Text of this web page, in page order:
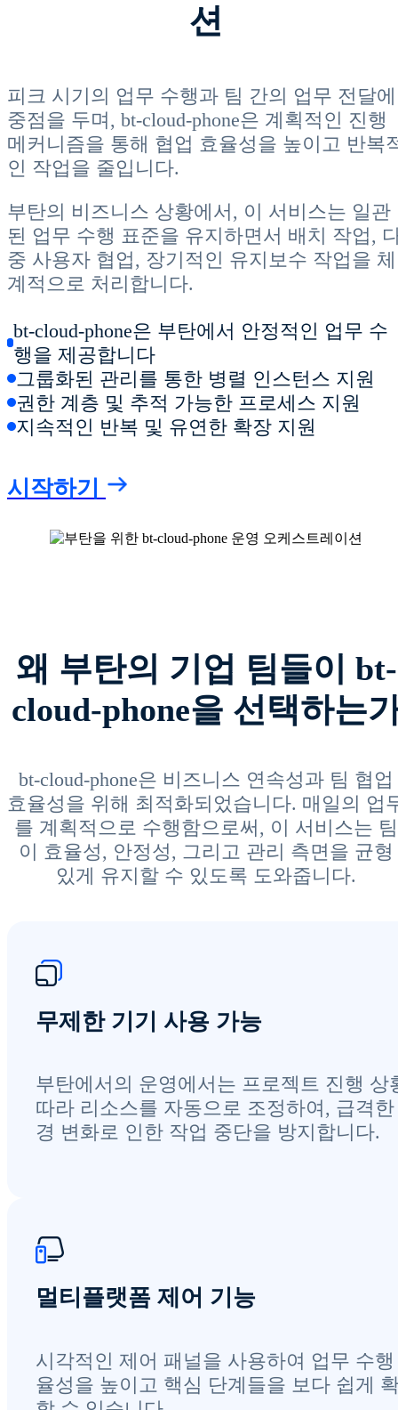
션
피크 시기의 업무 수행과 팀 간의 업무 전달에
중점을 두며, bt-cloud-phone은 계획적인 진행
메커니즘을 통해 협업 효율성을 높이고 반복
인 작업을 줄입니다.
부탄의 비즈니스 상황에서, 이 서비스는 일관
된 업무 수행 표준을 유지하면서 배치 작업,
중 사용자 협업, 장기적인 유지보수 작업을 체
계적으로 처리합니다.
bt-cloud-phone은 부탄에서 안정적인 업무 수
행을 제공합니다
그룹화된 관리를 통한 병렬 인스턴스 지원
권한 계층 및 추적 가능한 프로세스 지원
지속적인 반복 및 유연한 확장 지원
시작하기
왜 부탄의 기업 팀들이 bt-
cloud-phone을 선택하는
bt-cloud-phone은 비즈니스 연속성과 팀 협업
효율성을 위해 최적화되었습니다. 매일의 업
를 계획적으로 수행함으로써, 이 서비스는 팀
이 효율성, 안정성, 그리고 관리 측면을 균형
있게 유지할 수 있도록 도와줍니다.
무제한 기기 사용 가능
부탄에서의 운영에서는 프로젝트 진행 상
따라 리소스를 자동으로 조정하여, 급격
경 변화로 인한 작업 중단을 방지합니다.
멀티플랫폼 제어 기능
시각적인 제어 패널을 사용하여 업무 수
율성을 높이고 핵심 단계들을 보다 쉽게